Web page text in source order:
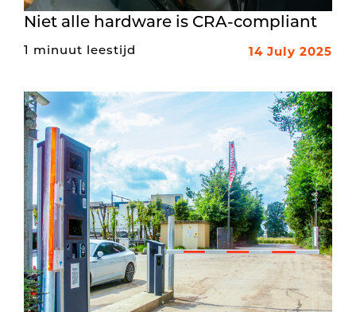
Niet alle hardware is CRA-compliant
1 minuut leestijd 14 July 2025